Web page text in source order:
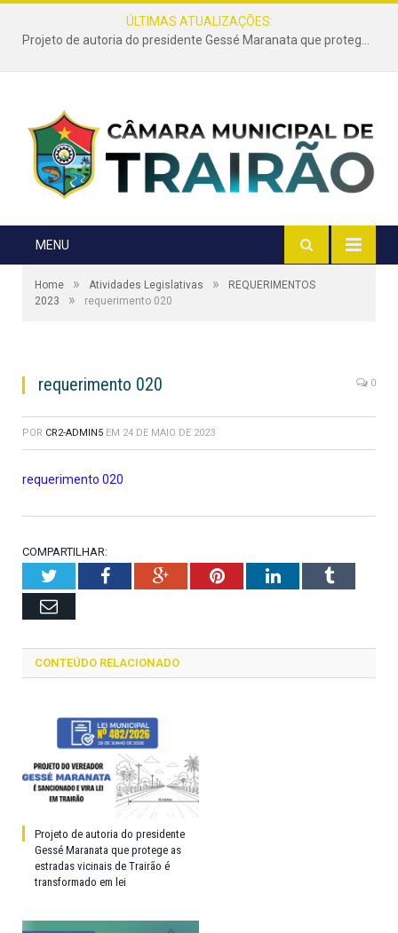
ÚLTIMAS ATUALIZAÇÕES:
Projeto de autoria do presidente Gessé Maranata que protege as estradas vicinais de Trairão é transformado em lei
MENU
Home » Atividades Legislativas »
REQUERIMENTOS
2023
» requerimento 020
requerimento 020 0
POR CR2-ADMIN5 EM 24 DE MAIO DE 2023
requerimento 020
COMPARTILHAR:
TwitterFacebookGoogle+PinterestLinkedInTumblr
Email
CONTEÚDO RELACIONADO
Projeto de autoria do presidente
Gessé Maranata que protege as
estradas vicinais de Trairão é
transformado em lei